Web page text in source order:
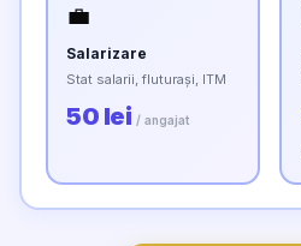
💼
Salarizare
Stat salarii, fluturași, ITM
50 lei / angajat